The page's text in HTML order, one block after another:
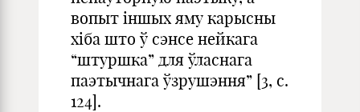
вопыт іншых яму карысны
хіба што ў сэнсе нейкага
“штуршка” для ўласнага
паэтычнага ўзрушэння” [3, с.
124].